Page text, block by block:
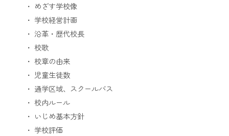
めざす学校像
学校経営計画
沿革・歴代校長
校歌
校章の由来
児童生徒数
通学区域、スクールバス
校内ルール
いじめ基本方針
学校評価